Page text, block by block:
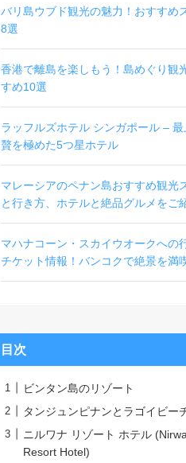
バリ島ウブド観光の魅力！おすすめ
8選
香港で離島を楽しもう！島めぐり観
すめ10選
ラッフルズホテル シンガポール –
贅を極めた5つ星ホテル
マレーシアのペナン島おすすめ観光
と行き方、ホテルと絶品グルメをご
マハナコーン・スカイウオークへの
チケット情報！バンコクで絶景を満
目次
ビンタン島のリゾート
タンジュンピナンとラゴイビー
ニルワナ リゾート ホテル
Resort Hotel)